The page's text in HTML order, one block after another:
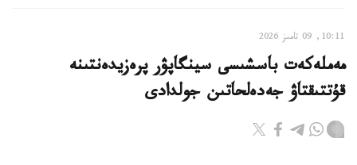
10:11, 09 تامىز 2026
مەملەكەت باسشىسى سينگاپۋر پرەزيدەنتىنە
قۇتتىقتاۋ جەدەلحاتىن جولدادى